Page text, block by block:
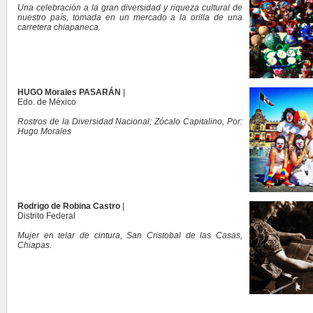
Una celebración a la gran diversidad y riqueza cultural de
nuestro país, tomada en un mercado a la orilla de una
carretera chiapaneca.
HUGO Morales PASARÁN
Edo. de México
Rostros de la Diversidad Nacional; Zócalo Capitalino, Por:
Hugo Morales
Rodrigo de Robina Castro
Distrito Federal
Mujer en telar de cintura, San Cristobal de las Casas,
Chiapas.